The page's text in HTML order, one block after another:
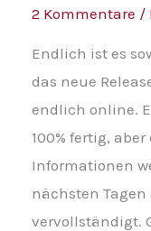
2 Kommentare /
Endlich ist es
das neue
endlich online.
100% fertig,
Informationen
nächsten
vervollständigt.
herzlich